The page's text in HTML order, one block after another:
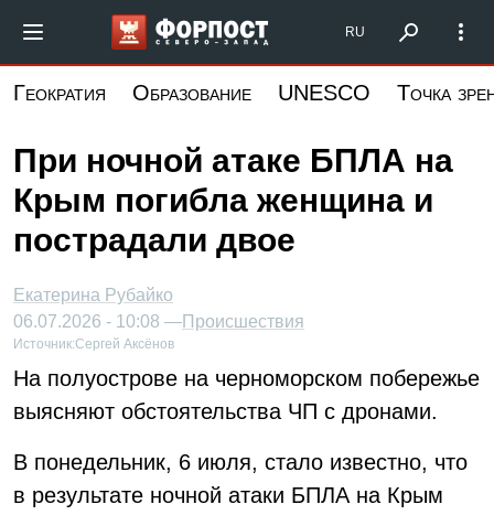
основному
Форпост Северо-Запад
RU
Геократия Образование UNESCO Точка
При ночной атаке БПЛА на
Крым погибла женщина и
пострадали двое
Екатерина Рубайко
06.07.2026 - 10:08 —Происшествия
Источник:Сергей Аксёнов
На полуострове на черноморском побережье
выясняют обстоятельства ЧП с дронами.
В понедельник, 6 июля, стало известно, что
в результате ночной атаки БПЛА на Крым